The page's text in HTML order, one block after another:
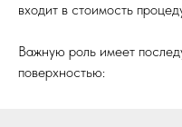
входит в стоимость
Важную роль имеет
поверхностью: